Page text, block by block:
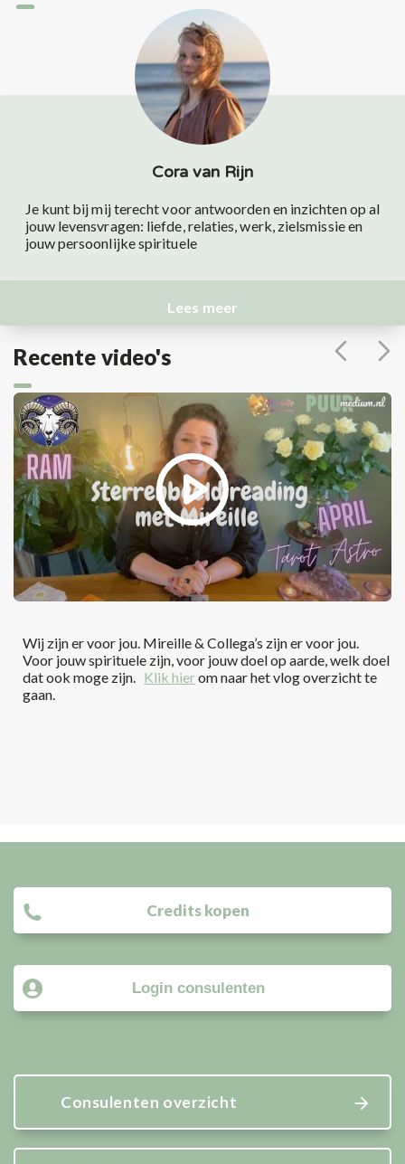
Cora van Rijn
Je kunt bij mij terecht voor antwoorden en inzichten op al
jouw levensvragen: liefde, relaties, werk, zielsmissie en
jouw persoonlijke spirituele
Lees meer
Recente video's
Wij zijn er voor jou. Mireille & Collega’s zijn er voor jou.
Voor jouw spirituele zijn, voor jouw doel op aarde, welk doel
dat ook moge zijn. Klik hierom naar het vlog overzicht te
gaan.
Credits kopen
Login consulenten
Consulenten overzicht